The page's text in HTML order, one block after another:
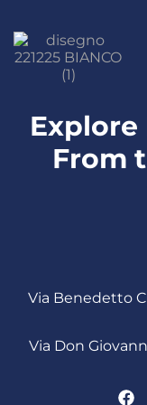
From
Via Benedetto
Via Don